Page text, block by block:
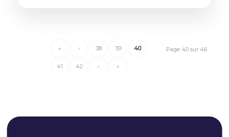
Page 40 sur 46
« ‹ 38 39 40
41 42 › »